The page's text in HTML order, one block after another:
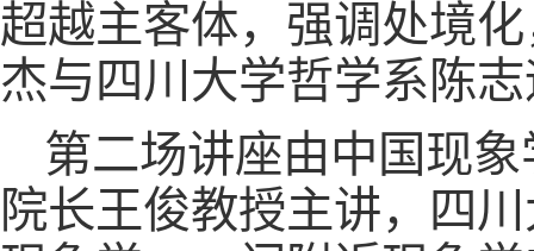
超越主客体，强调处境
杰与四川大学哲学系陈
第二场讲座由中国现
院长王俊教授主讲，四